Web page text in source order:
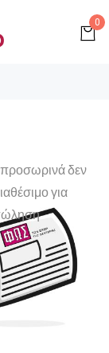
0
προσωρινά δεν
για